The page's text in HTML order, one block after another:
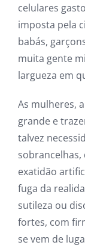
celulares
imposta pela
babás,
muita gente
largueza em
As mulheres,
grande e
talvez
sobrancelhas,
exatidão
fuga da
sutileza ou
fortes, com
se vem de